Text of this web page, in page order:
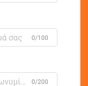
0/100
0/200